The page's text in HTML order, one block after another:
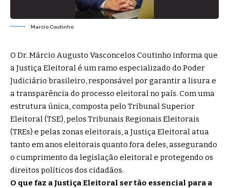
Marcio Coutinho
O Dr. Márcio Augusto Vasconcelos Coutinho informa que
a Justiça Eleitoral é um ramo especializado do Poder
Judiciário brasileiro, responsável por garantir a lisura e
a transparência do processo eleitoral no país. Com uma
estrutura única, composta pelo Tribunal Superior
Eleitoral (TSE), pelos Tribunais Regionais Eleitorais
(TREs) e pelas zonas eleitorais, a Justiça Eleitoral atua
tanto em anos eleitorais quanto fora deles, assegurando
o cumprimento da legislação eleitoral e protegendo os
direitos políticos dos cidadãos.
O que faz a Justiça Eleitoral ser tão essencial para a